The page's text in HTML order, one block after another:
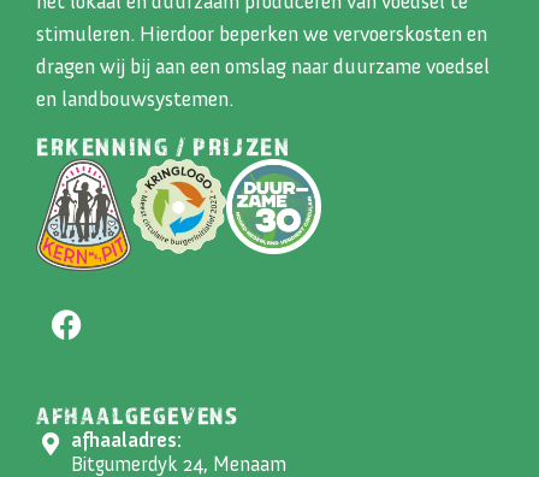
stimuleren. Hierdoor beperken we vervoerskosten en
dragen wij bij aan een omslag naar duurzame voedsel
en landbouwsystemen.
ERKENNING / PRIJZEN
AFHAALGEGEVENS
afhaaladres:
Bitgumerdyk 24, Menaam